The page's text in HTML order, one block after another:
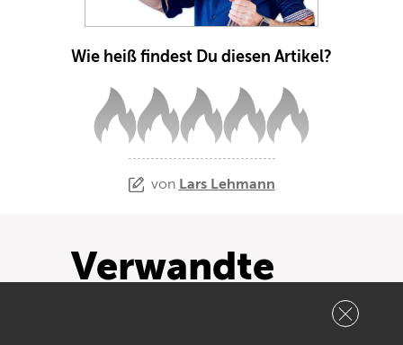
Wie heiß findest Du diesen Artikel?
von Lars Lehmann
Verwandte